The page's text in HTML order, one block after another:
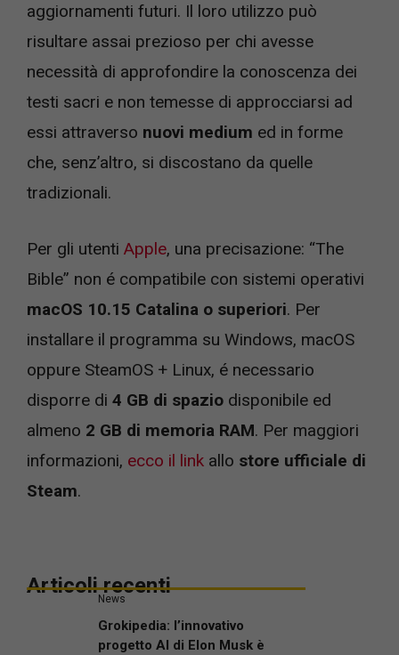
aggiornamenti futuri. Il loro utilizzo può
risultare assai prezioso per chi avesse
necessità di approfondire la conoscenza dei
testi sacri e non temesse di approcciarsi ad
essi attraverso nuovi medium ed in forme
che, senz’altro, si discostano da quelle
tradizionali.
Per gli utenti Apple, una precisazione: “The
Bible” non é compatibile con sistemi operativi
macOS 10.15 Catalina o superiori. Per
installare il programma su Windows, macOS
oppure SteamOS + Linux, é necessario
disporre di 4 GB di spazio disponibile ed
almeno 2 GB di memoria RAM. Per maggiori
informazioni, ecco il link allo store ufficiale di
Steam.
Articoli recenti
News
Grokipedia: l’innovativo
progetto AI di Elon Musk è